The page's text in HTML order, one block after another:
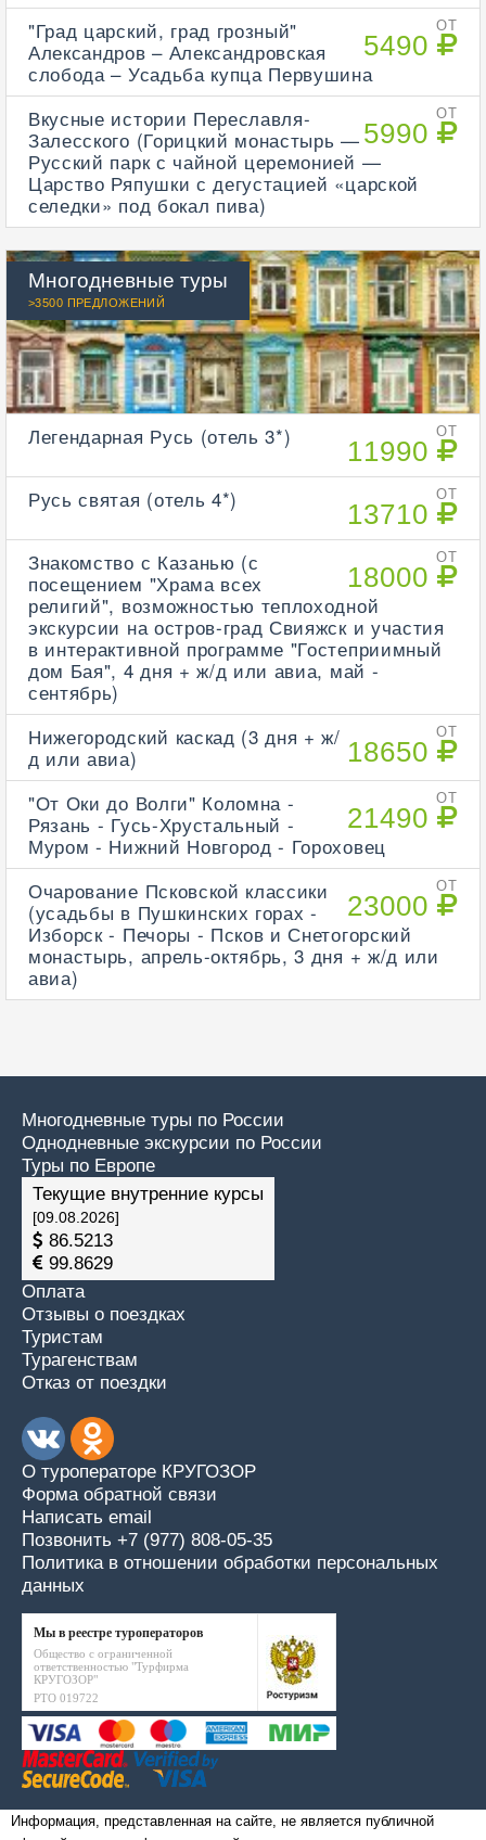
ОТ
5490
"Град царский, град грозный"
Александров – Александровская
слобода – Усадьба купца Первушина
ОТ
5990
Вкусные истории Переславля-
Залесского (Горицкий монастырь —
Русский парк с чайной церемонией —
Царство Ряпушки с дегустацией «царской
селедки» под бокал пива)
Многодневные туры
>3500 ПРЕДЛОЖЕНИЙ
ОТ
11990
Легендарная Русь (отель 3*)
ОТ
13710
Русь святая (отель 4*)
ОТ
18000
Знакомство с Казанью (с
посещением "Храма всех
религий", возможностью теплоходной
экскурсии на остров-град Свияжск и участия
в интерактивной программе "Гостеприимный
дом Бая", 4 дня + ж/д или авиа, май -
сентябрь)
ОТ
18650
Нижегородский каскад (3 дня + ж/
д или авиа)
ОТ
21490
"От Оки до Волги" Коломна -
Рязань - Гусь-Хрустальный -
Муром - Нижний Новгород - Гороховец
ОТ
23000
Очарование Псковской классики
(усадьбы в Пушкинских горах -
Изборск - Печоры - Псков и Снетогорский
монастырь, апрель-октябрь, 3 дня + ж/д или
авиа)
Многодневные туры по России
Однодневные экскурсии по России
Туры по Европе
Текущие внутренние курсы
[09.08.2026]
86.5213
99.8629
Оплата
Отзывы о поездках
Туристам
Турагенствам
Отказ от поездки
О туроператоре КРУГОЗОР
Форма обратной связи
Написать email
Позвонить +7 (977) 808-05-35
Политика в отношении обработки персональных
данных
Мы в реестре туроператоров
Общество с ограниченной
ответственностью "Турфирма
КРУГОЗОР"
РТО 019722
Информация, представленная на сайте, не является публичной